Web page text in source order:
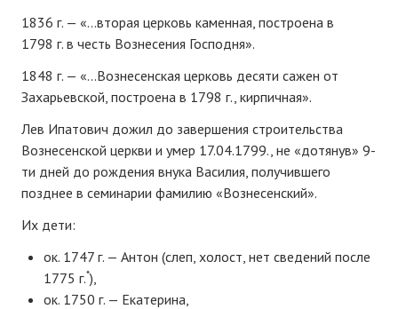
1836 г. — «…вторая церковь каменная, построена в
1798 г. в честь Вознесения Господня».
1848 г. — «…Вознесенская церковь десяти сажен от
Захарьевской, построена в 1798 г., кирпичная».
Лев Ипатович дожил до завершения строительства
Вознесенской церкви и умер 17.04.1799., не «дотянув» 9-
ти дней до рождения внука Василия, получившего
позднее в семинарии фамилию «Вознесенский».
Их дети:
ок. 1747 г. — Антон (слеп, холост, нет сведений после
1775 г.*),
ок. 1750 г. — Екатерина,